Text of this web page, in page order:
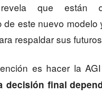
que están
de este nuevo
respaldar sus
es hacer la
decisión final